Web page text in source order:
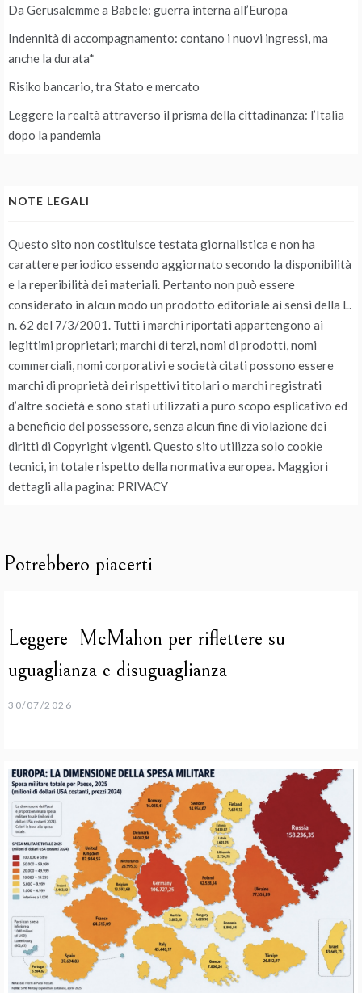
Da Gerusalemme a Babele: guerra interna all’Europa
Indennità di accompagnamento: contano i nuovi ingressi, ma
anche la durata*
Risiko bancario, tra Stato e mercato
Leggere la realtà attraverso il prisma della cittadinanza: l’Italia
dopo la pandemia
NOTE LEGALI
Questo sito non costituisce testata giornalistica e non ha
carattere periodico essendo aggiornato secondo la disponibilità
e la reperibilità dei materiali. Pertanto non può essere
considerato in alcun modo un prodotto editoriale ai sensi della L.
n. 62 del 7/3/2001. Tutti i marchi riportati appartengono ai
legittimi proprietari; marchi di terzi, nomi di prodotti, nomi
commerciali, nomi corporativi e società citati possono essere
marchi di proprietà dei rispettivi titolari o marchi registrati
d’altre società e sono stati utilizzati a puro scopo esplicativo ed
a beneficio del possessore, senza alcun fine di violazione dei
diritti di Copyright vigenti. Questo sito utilizza solo cookie
tecnici, in totale rispetto della normativa europea. Maggiori
dettagli alla pagina: PRIVACY
Potrebbero piacerti
Leggere McMahon per riflettere su
uguaglianza e disuguaglianza
30/07/2026